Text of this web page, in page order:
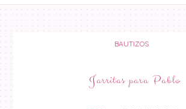
BAUTIZOS
Jarritas para Pablo